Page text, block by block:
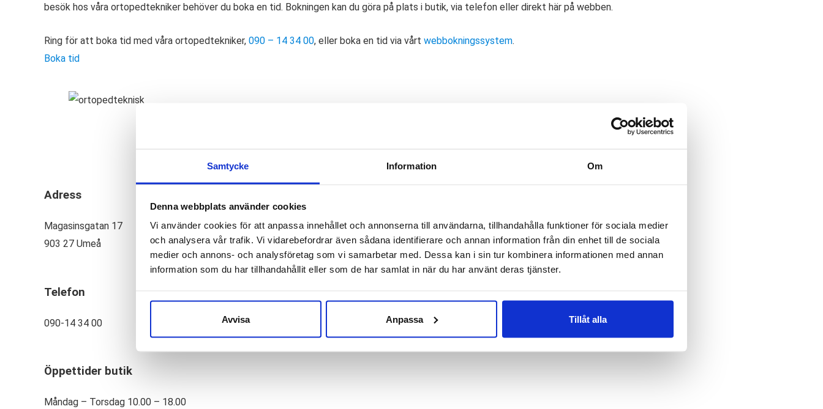
Samtycke Information Om
Denna webbplats använder cookies
Vi använder cookies för att anpassa innehållet och annonserna till användarna, tillhandahålla funktioner för sociala medier
och analysera vår trafik. Vi vidarebefordrar även sådana identifierare och annan information från din enhet till de sociala
medier och annons- och analysföretag som vi samarbetar med. Dessa kan i sin tur kombinera informationen med annan
information som du har tillhandahållit eller som de har samlat in när du har använt deras tjänster.
Avvisa Anpassa Tillåt alla
besök hos våra ortopedtekniker behöver du boka en tid. Bokningen kan du göra på plats i butik, via telefon eller direkt här på webben.
Ring för att boka tid med våra ortopedtekniker, 090 – 14 34 00, eller boka en tid via vårt webbokningssystem.
Boka tid
Adress
Magasinsgatan 17
903 27 Umeå
Telefon
090-14 34 00
Öppettider butik
Måndag – Torsdag 10.00 – 18.00